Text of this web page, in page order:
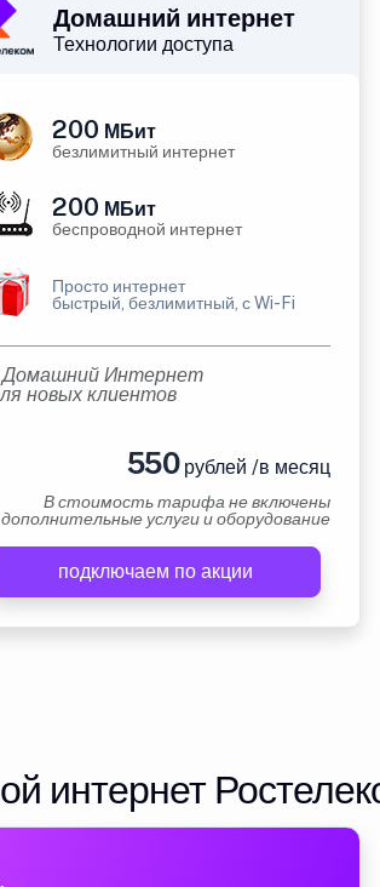
Домашний интернет
Технологии доступа
200 МБит
безлимитный интернет
200 МБит
беспроводной интернет
Просто интернет
быстрый, безлимитный, с Wi-Fi
Домашний Интернет
новых клиентов
550рублей /в месяц
В стоимость тарифа не включены
дополнительные услуги и оборудование
подключаем по акции
интернет